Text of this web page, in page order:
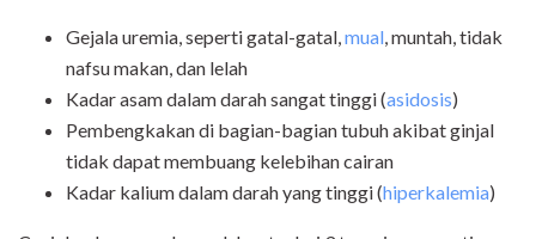
Gejala uremia, seperti gatal-gatal,mual, muntah, tidak
nafsu makan, dan lelah
Kadar asam dalam darah sangat tinggi (asidosis)
Pembengkakan di bagian-bagian tubuh akibat ginjal
tidak dapat membuang kelebihan cairan
Kadar kalium dalam darah yang tinggi (hiperkalemia)